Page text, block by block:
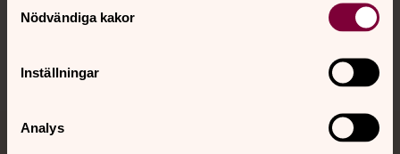
Nödvändiga kakor
Inställningar
Analys
Sociala kanaler